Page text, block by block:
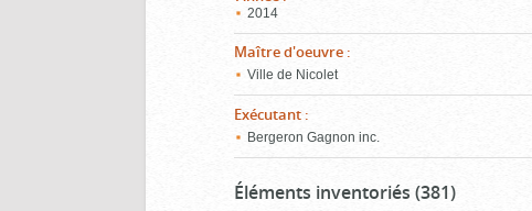
2014
Maître d'oeuvre :
Ville de Nicolet
Exécutant :
Bergeron Gagnon inc.
Éléments inventoriés (381)